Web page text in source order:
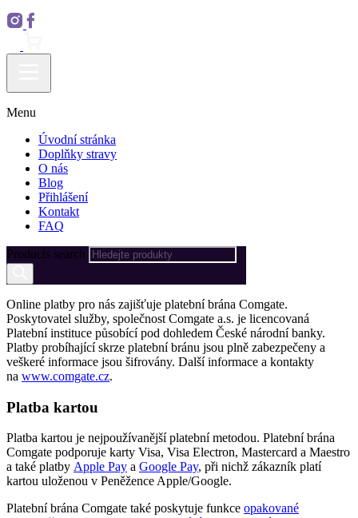
Menu
Úvodní stránka
Doplňky stravy
O nás
Blog
Přihlášení
Kontakt
FAQ
Products search
Online platby pro nás zajišťuje platební brána Comgate.
Poskytovatel služby, společnost Comgate a.s. je licencovaná
Platební instituce působící pod dohledem České národní banky.
Platby probíhající skrze platební bránu jsou plně zabezpečeny a
veškeré informace jsou šifrovány. Další informace a kontakty
na www.comgate.cz.
Platba kartou
Platba kartou je nejpoužívanější platební metodou. Platební brána
Comgate podporuje karty Visa, Visa Electron, Mastercard a Maestro
a také platby Apple Pay a Google Pay, při nichž zákazník platí
kartou uloženou v Peněžence Apple/Google.
Platební brána Comgate také poskytuje funkce opakované